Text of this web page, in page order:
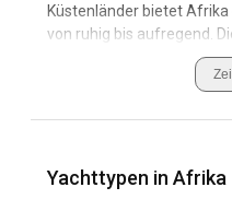
Küstenländer bietet Afrika
von ruhig bis aufregend.
Küstenmerkmale,
tiefblaue Wasser
malerischen Landschaften
bekannt. Beim Chartern
Yachttypen in Afrika